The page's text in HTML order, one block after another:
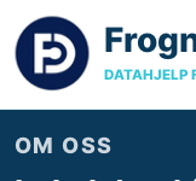
DATAHJELP
OM OSS